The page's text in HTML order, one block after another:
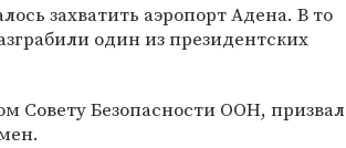
захватить аэропорт Адена. В то
один из президентских
Совету Безопасности ООН, призвал